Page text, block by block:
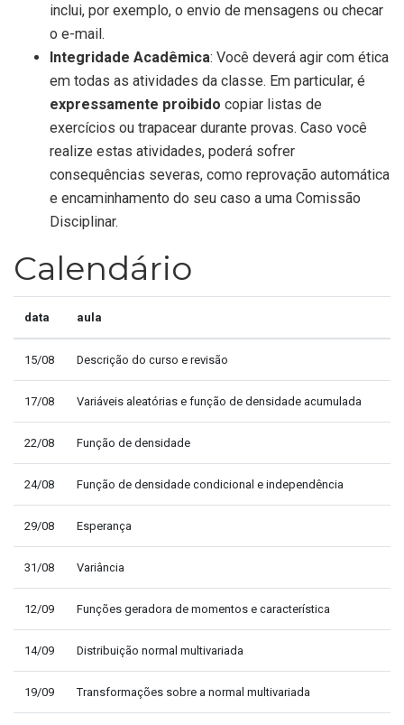
inclui, por exemplo, o envio de mensagens ou checar
o e-mail.
Integridade Acadêmica: Você deverá agir com ética
em todas as atividades da classe. Em particular, é
expressamente proibido copiar listas de
exercícios ou trapacear durante provas. Caso você
realize estas atividades, poderá sofrer
consequências severas, como reprovação automática
e encaminhamento do seu caso a uma Comissão
Disciplinar.
Calendário
data aula
15/08 Descrição do curso e revisão
17/08 Variáveis aleatórias e função de densidade acumulada
22/08 Função de densidade
24/08 Função de densidade condicional e independência
29/08 Esperança
31/08 Variância
12/09 Funções geradora de momentos e característica
14/09 Distribuição normal multivariada
19/09 Transformações sobre a normal multivariada